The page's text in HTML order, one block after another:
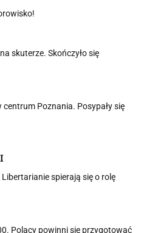
skuterze. Skończyło się
Poznania. Posypały się
spierają się o rolę
Polacy powinni się przygotować